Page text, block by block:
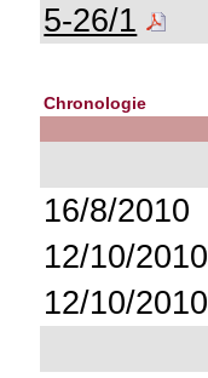
5-26/1
Chronologie
16/8/2010
12/10/2010
12/10/2010